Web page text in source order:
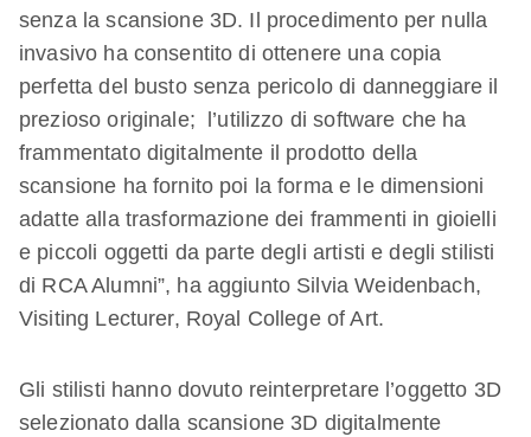
senza la scansione 3D. Il procedimento per nulla
invasivo ha consentito di ottenere una copia
perfetta del busto senza pericolo di danneggiare il
prezioso originale; l’utilizzo di software che ha
frammentato digitalmente il prodotto della
scansione ha fornito poi la forma e le dimensioni
adatte alla trasformazione dei frammenti in gioielli
e piccoli oggetti da parte degli artisti e degli stilisti
di RCA Alumni”, ha aggiunto Silvia Weidenbach,
Visiting Lecturer, Royal College of Art.
Gli stilisti hanno dovuto reinterpretare l’oggetto 3D
selezionato dalla scansione 3D digitalmente